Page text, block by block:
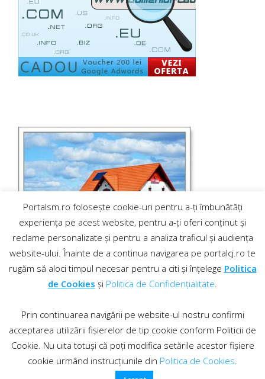
Contact·Regulament comentarii
© 2019 PortalCJ.ro. Toate drepturile sunt rezervate.
Portalsm.ro folosește cookie-uri pentru a-ți îmbunătăți
experiența pe acest website, pentru a-ți oferi conținut și
reclame personalizate și pentru a analiza traficul și audiența
website-ului. Înainte de a continua navigarea pe portalcj.ro te
rugăm să aloci timpul necesar pentru a citi și înțelege Politica
de Cookies și Politica de Confidențialitate.
Prin continuarea navigării pe website-ul nostru confirmi
acceptarea utilizării fișierelor de tip cookie conform Politicii de
Cookie. Nu uita totuși că poți modifica setările acestor fișiere
cookie urmând instrucțiunile din Politica de Cookies.